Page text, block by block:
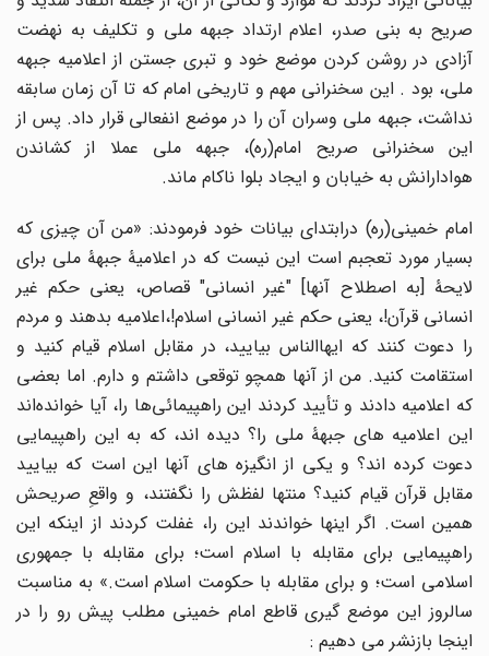
صریح به بنی صدر، اعلام ارتداد جبهه ملی و تکلیف به نهضت
آزادی در روشن کردن موضع خود و تبری جستن از اعلامیه جبهه
ملی، بود . این سخنرانی مهم و تاریخی امام که تا آن زمان سابقه
نداشت، جبهه ملی وسران آن را در موضع انفعالی قرار داد. پس از
این سخنرانی صریح امام(ره)، جبهه ملی عملا از کشاندن
هوادارانش به خیابان و ایجاد بلوا ناکام ماند.
امام خمینی(ره) درابتدای بیانات خود فرمودند: «من آن چیزی که
بسیار مورد تعجبم است این نیست که در اعلامیۀ جبهۀ ملی برای
لایحۀ [به اصطلاح آنها] "غیر انسانی" قصاص، یعنی حکم غیر
انسانی قرآن!، یعنی حکم غیر انسانی اسلام!،اعلامیه بدهند و مردم
را دعوت کنند که ایهاالناس بیایید، در مقابل اسلام قیام کنید و
استقامت کنید. من از آنها همچو توقعی داشتم و دارم. اما بعضی
که اعلامیه دادند و تأیید کردند این راهپیمائی‌ها را، آیا خوانده‌‏اند
این اعلامیه‏ های جبهۀ ملی را؟ دیده‏ اند، که به این راهپیمایی
دعوت کرده ‏اند؟ و یکی از انگیزه‏ های آنها این است که بیایید
مقابل قرآن قیام کنید؟ منتها لفظش را نگفتند، و واقعِ صریحش
همین است. اگر اینها خواندند این را، غفلت کردند از اینکه این
راهپیمایی برای مقابله با اسلام است؛ برای مقابله با جمهوری
اسلامی است؛ و برای مقابله با حکومت اسلام است.» به مناسبت
سالروز این موضع گیری قاطع امام خمینی مطلب پیش رو را در
اینجا بازنشر می دهیم :